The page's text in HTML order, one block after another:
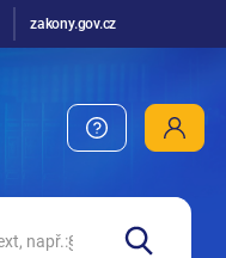
zakony.gov.cz